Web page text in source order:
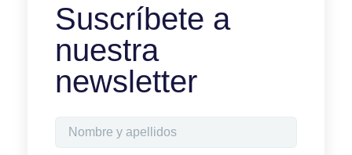
Suscríbete a
nuestra
newsletter